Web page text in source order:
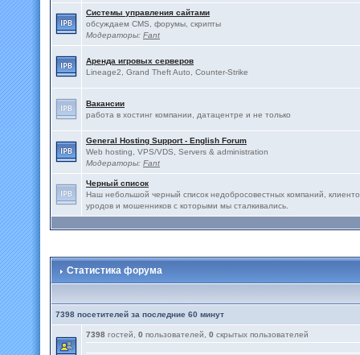
Системы управления сайтами
обсуждаем CMS, форумы, скрипты
Модераторы: Fant
Аренда игровых серверов
Lineage2, Grand Theft Auto, Counter-Strike
Вакансии
работа в хостинг компании, датацентре и не только
General Hosting Support - English Forum
Web hosting, VPS/VDS, Servers & administration
Модераторы: Fant
Черный список
Наш небольшой черный список недобросовестных компаний,
уродов и мошенников с которыми мы сталкивались.
Статистика форума
7398 посетителей за последние 60 минут
7398 гостей, 0 пользователей, 0 скрытых пользователей